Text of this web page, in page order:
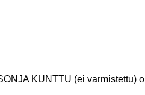
KUNTTU (ei varmistettu)